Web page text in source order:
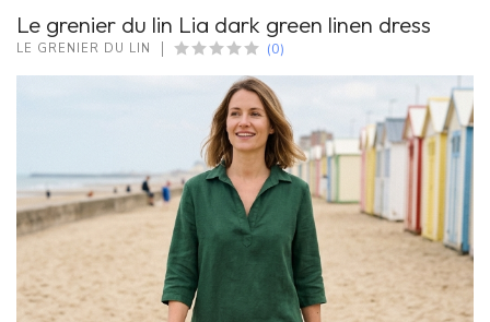
Le grenier du lin Lia dark green linen dress
LE GRENIER DU LIN (0)